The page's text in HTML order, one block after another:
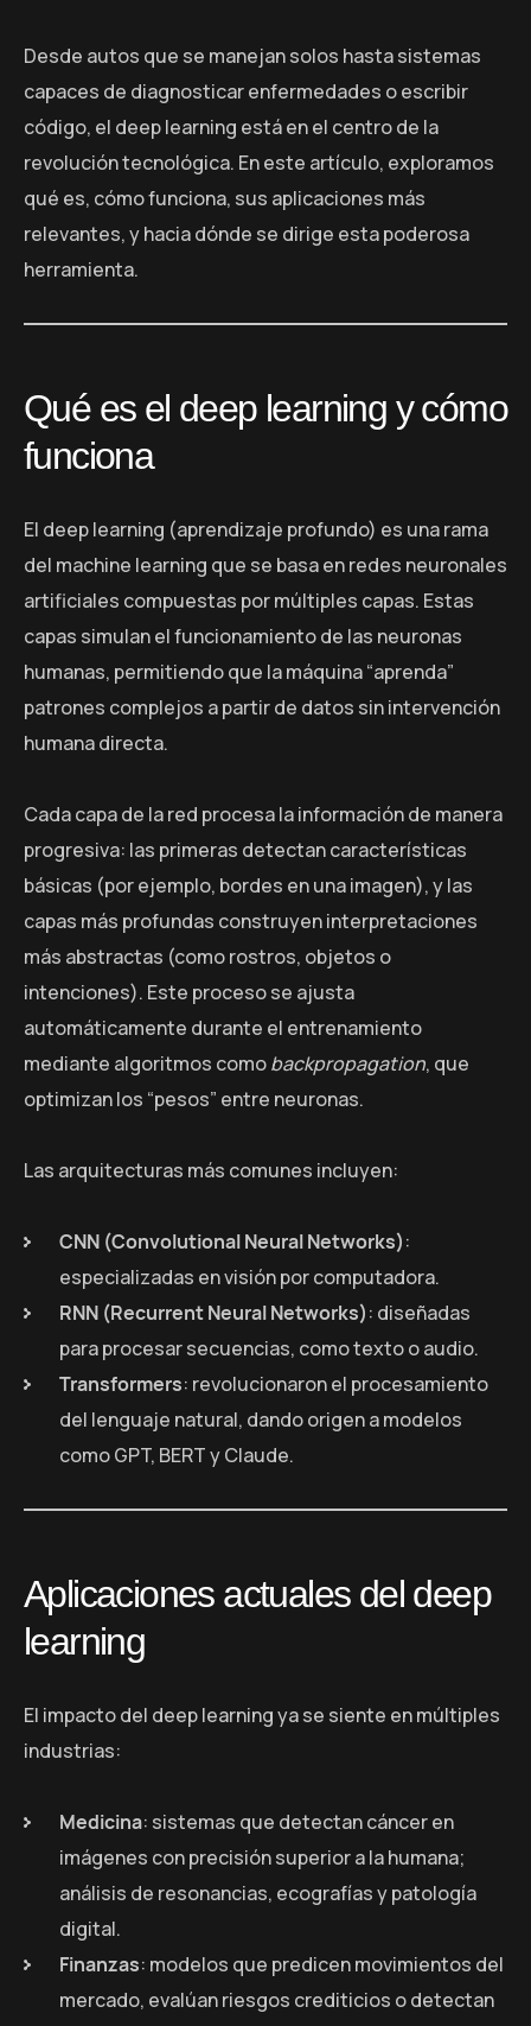
Desde autos que se manejan solos hasta sistemas
capaces de diagnosticar enfermedades o escribir
código, el deep learning está en el centro de la
revolución tecnológica. En este artículo, exploramos
qué es, cómo funciona, sus aplicaciones más
relevantes, y hacia dónde se dirige esta poderosa
herramienta.
Qué es el deep learning y cómo
funciona
El deep learning (aprendizaje profundo) es una rama
del machine learning que se basa en redes neuronales
artificiales compuestas por múltiples capas. Estas
capas simulan el funcionamiento de las neuronas
humanas, permitiendo que la máquina “aprenda”
patrones complejos a partir de datos sin intervención
humana directa.
Cada capa de la red procesa la información de manera
progresiva: las primeras detectan características
básicas (por ejemplo, bordes en una imagen), y las
capas más profundas construyen interpretaciones
más abstractas (como rostros, objetos o
intenciones). Este proceso se ajusta
automáticamente durante el entrenamiento
mediante algoritmos comobackpropagation, que
optimizan los “pesos” entre neuronas.
Las arquitecturas más comunes incluyen:
CNN (Convolutional Neural Networks):
especializadas en visión por computadora.
RNN (Recurrent Neural Networks): diseñadas
para procesar secuencias, como texto o audio.
Transformers: revolucionaron el procesamiento
del lenguaje natural, dando origen a modelos
como GPT, BERT y Claude.
Aplicaciones actuales del deep
learning
El impacto del deep learning ya se siente en múltiples
industrias:
Medicina: sistemas que detectan cáncer en
imágenes con precisión superior a la humana;
análisis de resonancias, ecografías y patología
digital.
Finanzas: modelos que predicen movimientos del
mercado, evalúan riesgos crediticios o detectan